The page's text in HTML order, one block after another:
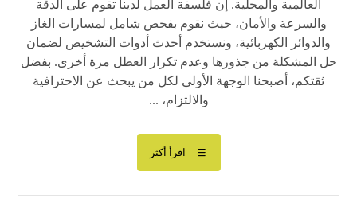
العالمية والمحلية. إن فلسفة العمل لدينا تقوم على الدقة
والسرعة والأمان، حيث نقوم بفحص شامل لمسارات الغاز
والدوائر الكهربائية، ونستخدم أحدث أدوات التشخيص لضمان
حل المشكلة من جذورها وعدم تكرار العطل مرة أخرى. بفضل
ثقتكم، أصبحنا الوجهة الأولى لكل من يبحث عن الاحترافية
والالتزام، ...
اقرأ أكثر